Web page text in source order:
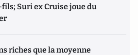
Suri ex Cruise joue du
riches que la moyenne